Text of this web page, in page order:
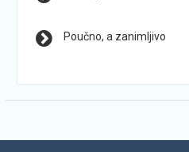
Poučno, a zanimljivo